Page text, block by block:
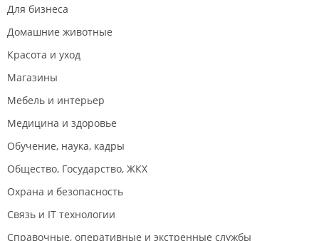
Для бизнеса
Домашние животные
Красота и уход
Магазины
Мебель и интерьер
Медицина и здоровье
Обучение, наука, кадры
Общество, Государство, ЖКХ
Охрана и безопасность
Связь и IT технологии
Справочные, оперативные и экстренные службы